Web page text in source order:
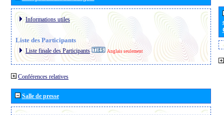
Informations utiles
Liste des Participants
Liste finale des Participants Anglais seulement
Conférences relatives
Salle de presse